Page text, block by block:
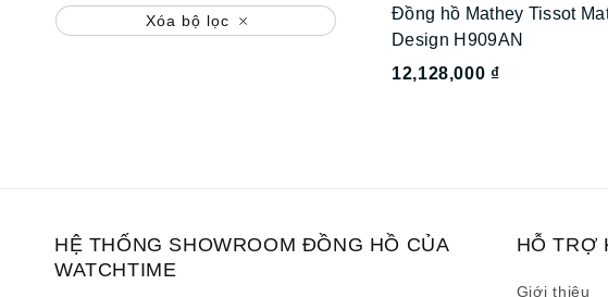
Xóa bộ lọc
Đồng hồ Mathey Tissot
Design H909AN
12,128,000 ₫
HỆ THỐNG SHOWROOM ĐỒNG HỒ CỦA
WATCHTIME
HỖ TRỢ
Giới thiệu